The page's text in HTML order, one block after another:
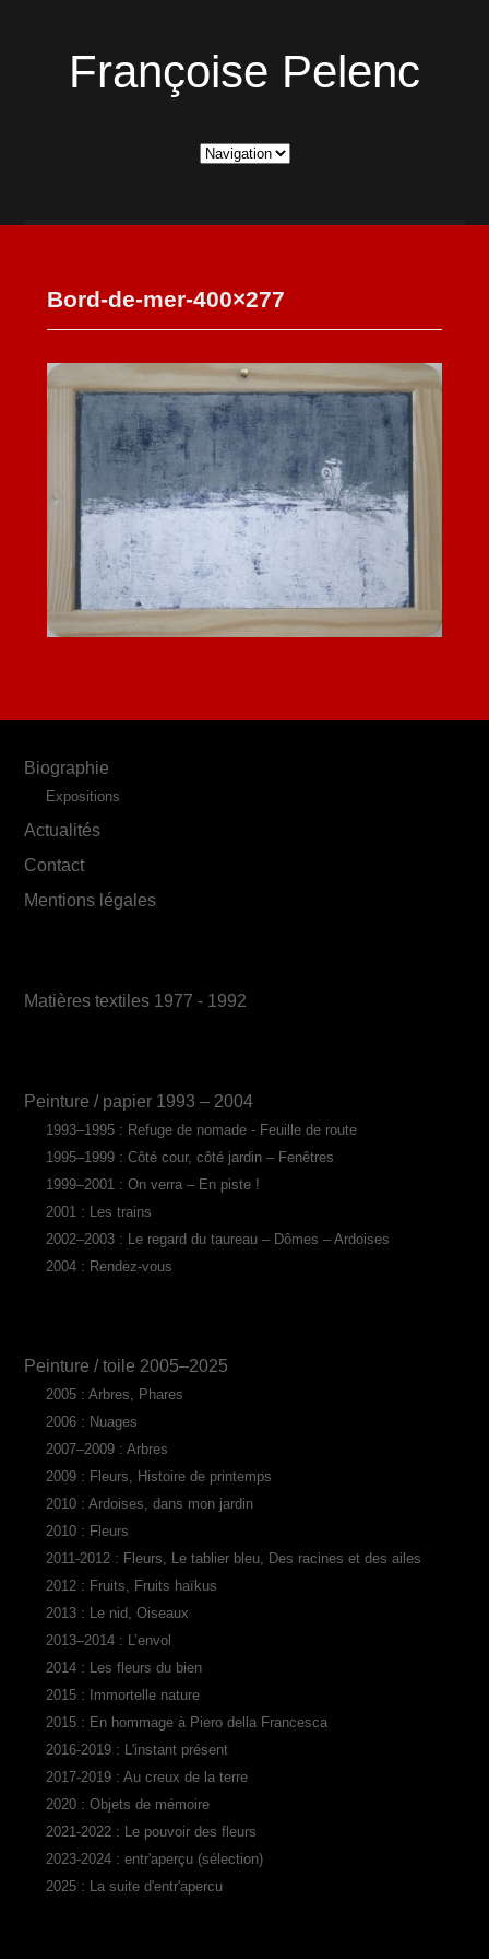
Françoise Pelenc
Bord-de-mer-400×277
Biographie
Expositions
Actualités
Contact
Mentions légales
Matières textiles 1977 - 1992
Peinture / papier 1993 – 2004
1993–1995 : Refuge de nomade - Feuille de route
1995–1999 : Côté cour, côté jardin – Fenêtres
1999–2001 : On verra – En piste !
2001 : Les trains
2002–2003 : Le regard du taureau – Dômes – Ardoises
2004 : Rendez-vous
Peinture / toile 2005–2025
2005 : Arbres, Phares
2006 : Nuages
2007–2009 : Arbres
2009 : Fleurs, Histoire de printemps
2010 : Ardoises, dans mon jardin
2010 : Fleurs
2011-2012 : Fleurs, Le tablier bleu, Des racines et des ailes
2012 : Fruits, Fruits haïkus
2013 : Le nid, Oiseaux
2013–2014 : L’envol
2014 : Les fleurs du bien
2015 : Immortelle nature
2015 : En hommage à Piero della Francesca
2016-2019 : L'instant présent
2017-2019 : Au creux de la terre
2020 : Objets de mémoire
2021-2022 : Le pouvoir des fleurs
2023-2024 : entr'aperçu (sélection)
2025 : La suite d'entr'apercu